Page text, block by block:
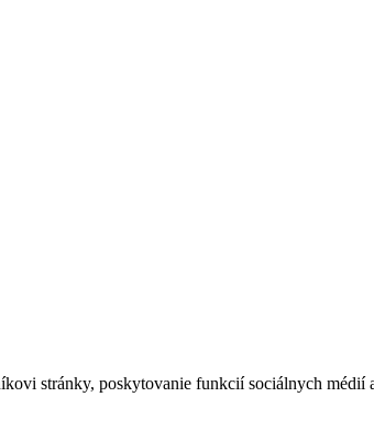
stránky, poskytovanie funkcií sociálnych